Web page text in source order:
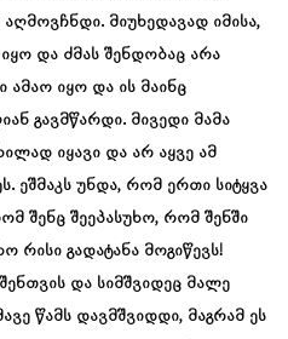
მიუხედავად იმისა,
და ძმას შენდობაც არა
იყო და ის მაინც
გავმწარდი. მივედი მამა
იყავი და არ აყვე ამ
ეშმაკს უნდა, რომ ერთი სიტყვა
შენც შეეპასუხო, რომ შენში
რისი გადატანა მოგიწევს!
და სიმშვიდეც მალე
წამს დავმშვიდდი, მაგრამ ეს